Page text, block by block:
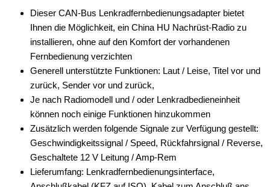
für Seat
für Smart
für Toyota
für Volvo
für VW
Dieser CAN-Bus Lenkradfernbedienungsadapter bietet
Ihnen die Möglichkeit, ein China HU Nachrüst-Radio zu
installieren, ohne auf den Komfort der vorhandenen
Fernbedienung verzichten
Generell unterstützte Funktionen: Laut / Leise, Titel vor und
zurück, Sender vor und zurück,
Je nach Radiomodell und / oder Lenkradbedieneinheit
können noch einige Funktionen hinzukommen
Zusätzlich werden folgende Signale zur Verfügung gestellt:
Geschwindigkeitssignal / Speed, Rückfahrsignal / Reverse,
Geschaltete 12 V Leitung / Amp-Rem
Lieferumfang: Lenkradfernbedienungsinterface,